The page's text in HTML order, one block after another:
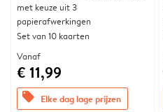
met keuze uit 3
papierafwerkingen
Set van 10 kaarten
Vanaf
€ 11,99
offers Elke dag lage prijzen